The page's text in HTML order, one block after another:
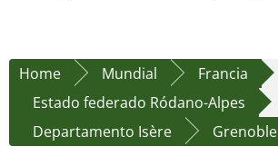
Home Mundial
Francia
Estado federado Ródano-Alpes
Departamento Isère
Grenoble